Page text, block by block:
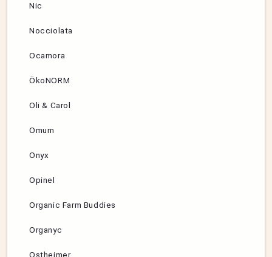
Nic
Nocciolata
Ocamora
ÖkoNORM
Oli & Carol
Omum
Onyx
Opinel
Organic Farm Buddies
Organyc
Ostheimer